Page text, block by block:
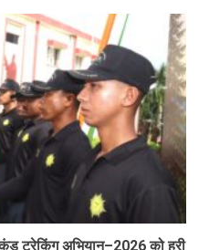
ट्रेकिंग अभियान–2026 को हरी